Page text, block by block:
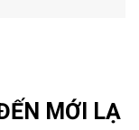
MỚI LẠ